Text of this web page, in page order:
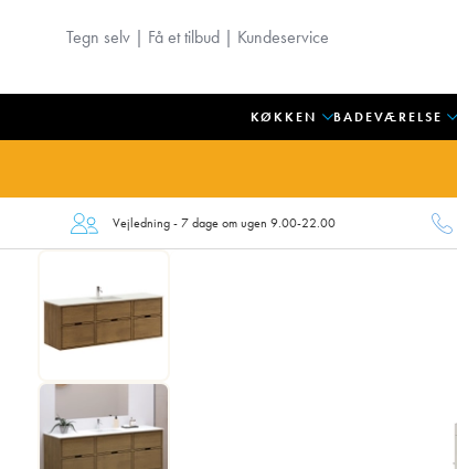
Tegn selv | Få et tilbud | Kundeservice
KØKKEN BADEVÆRELSE
Vejledning - 7 dage om ugen 9.00-22.00